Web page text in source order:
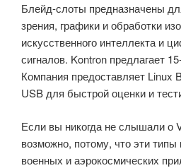
Блейд-слоты предназначены
зрения, графики и обработки
искусственного интеллекта и
сигналов. Kontron предлагает
Компания предоставляет Linux
USB для быстрой оценки и
Если вы никогда не слышали о
возможно, потому, что эти
военных и аэрокосмических